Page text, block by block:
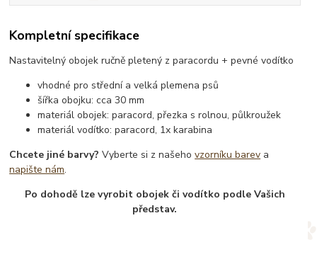
Kompletní specifikace
Nastavitelný obojek ručně pletený z paracordu + pevné vodítko
vhodné pro střední a velká plemena psů
šířka obojku: cca 30 mm
materiál obojek: paracord, přezka s rolnou, půlkroužek
materiál vodítko: paracord, 1x karabina
Chcete jiné barvy? Vyberte si z našehovzorníku barev a
napište nám.
Po dohodě lze vyrobit obojek či vodítko podle Vašich
představ.